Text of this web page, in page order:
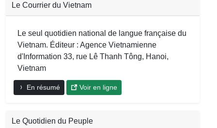
Le Courrier du Vietnam
Le seul quotidien national de langue française du
Vietnam. Éditeur : Agence Vietnamienne
d'Information 33, rue Lê Thanh Tông, Hanoi,
Vietnam
En résumé Voir en ligne
Le Quotidien du Peuple